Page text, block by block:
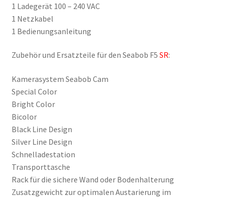
1 Ladegerät 100 – 240 VAC
1 Netzkabel
1 Bedienungsanleitung
Zubehör und Ersatzteile für den Seabob F5 SR:
Kamerasystem Seabob Cam
Special Color
Bright Color
Bicolor
Black Line Design
Silver Line Design
Schnelladestation
Transporttasche
Rack für die sichere Wand oder Bodenhalterung
Zusatzgewicht zur optimalen Austarierung im